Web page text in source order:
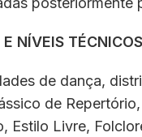
E NÍVEIS TÉCNICOS
de dança,
de
Estilo Livre,